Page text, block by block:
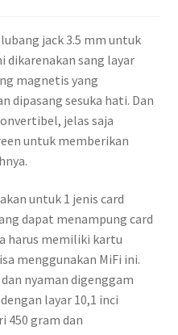
jack 3.5 mm untuk
dikarenakan sang layar
magnetis yang
dipasang sesuka hati. Dan
jelas saja
untuk memberikan
untuk 1 jenis card
dapat menampung card
harus memiliki kartu
menggunakan MiFi ini.
nyaman digenggam
layar 10,1 inci
450 gram dan